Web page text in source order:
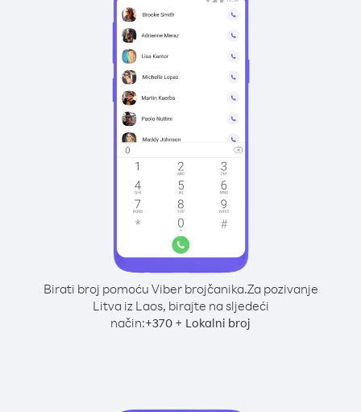
Birati broj pomoću Viber brojčanika.Za pozivanje
Litva iz Laos, birajte na sljedeći
način:+370 + Lokalni broj